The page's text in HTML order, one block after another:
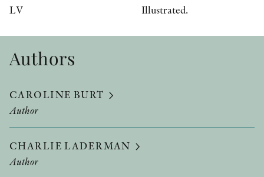
LV Illustrated.
Authors
CAROLINE BURT
Author
CHARLIE LADERMAN
Author